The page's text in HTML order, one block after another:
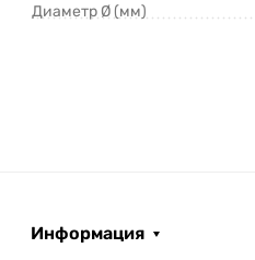
Диаметр Ø (мм)
Информация